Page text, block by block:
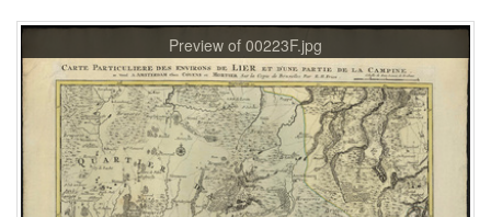
Preview of 00223F.jpg